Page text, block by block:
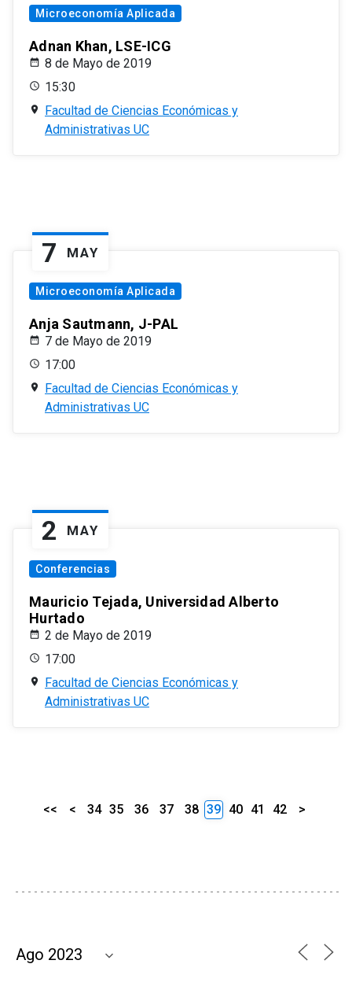
Microeconomía Aplicada
Adnan Khan, LSE-ICG
8 de Mayo de 2019
15:30
Facultad de Ciencias Económicas y
Administrativas UC
7 MAY
Microeconomía Aplicada
Anja Sautmann, J-PAL
7 de Mayo de 2019
17:00
Facultad de Ciencias Económicas y
Administrativas UC
2 MAY
Conferencias
Mauricio Tejada, Universidad Alberto
Hurtado
2 de Mayo de 2019
17:00
Facultad de Ciencias Económicas y
Administrativas UC
<< < 34 35 36 37 38 39 40 41 42 >